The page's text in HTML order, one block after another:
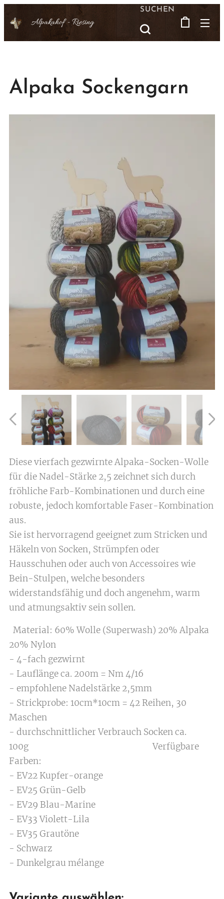
Alpakahof -Riesing
SUCHEN
Alpaka Sockengarn
Diese vierfach gezwirnte Alpaka-Socken-Wolle
für die Nadel-Stärke 2,5 zeichnet sich durch
fröhliche Farb-Kombinationen und durch eine
robuste, jedoch komfortable Faser-Kombination
aus.
Sie ist hervorragend geeignet zum Stricken und
Häkeln von Socken, Strümpfen oder
Hausschuhen oder auch von Accessoires wie
Bein-Stulpen, welche besonders
widerstandsfähig und doch angenehm, warm
und atmungsaktiv sein sollen.
Material: 60% Wolle (Superwash) 20% Alpaka
20% Nylon
- 4-fach gezwirnt
- Lauflänge ca. 200m = Nm 4/16
- empfohlene Nadelstärke 2,5mm
- Strickprobe: 10cm*10cm = 42 Reihen, 30
Maschen
- durchschnittlicher Verbrauch Socken ca.
100g Verfügbare
Farben:
- EV22 Kupfer-orange
- EV25 Grün-Gelb
- EV29 Blau-Marine
- EV33 Violett-Lila
- EV35 Grautöne
- Schwarz
- Dunkelgrau mélange